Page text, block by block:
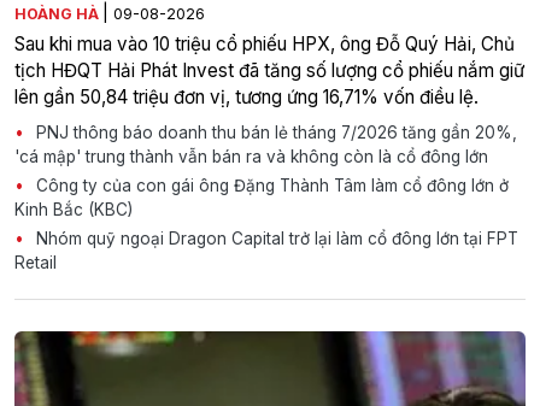
HOÀNG HÀ 09-08-2026
Sau khi mua vào 10 triệu cổ phiếu HPX, ông Đỗ Quý Hải, Chủ
tịch HĐQT Hải Phát Invest đã tăng số lượng cổ phiếu nắm giữ
lên gần 50,84 triệu đơn vị, tương ứng 16,71% vốn điều lệ.
PNJ thông báo doanh thu bán lẻ tháng 7/2026 tăng gần 20%,
'cá mập' trung thành vẫn bán ra và không còn là cổ đông lớn
Công ty của con gái ông Đặng Thành Tâm làm cổ đông lớn ở
Kinh Bắc (KBC)
Nhóm quỹ ngoại Dragon Capital trở lại làm cổ đông lớn tại FPT
Retail